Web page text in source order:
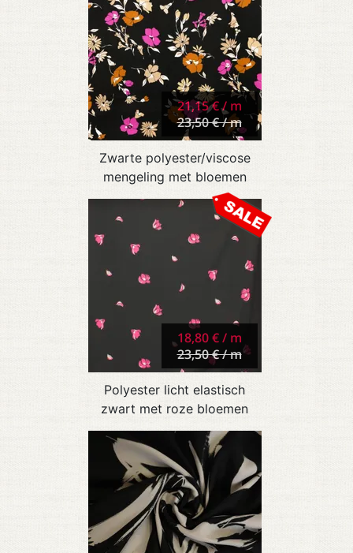
21,15 € / m
23,50 € / m
Zwarte polyester/viscose
mengeling met bloemen
18,80 € / m
23,50 € / m
Polyester licht elastisch
zwart met roze bloemen